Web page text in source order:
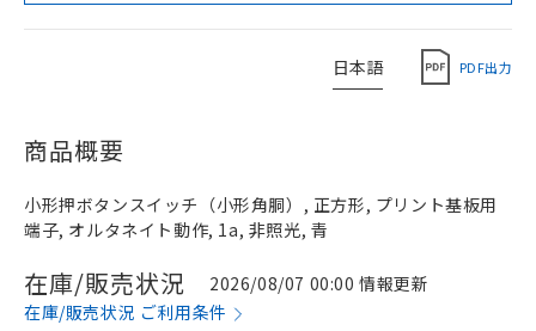
日本語 PDF出力
商品概要
小形押ボタンスイッチ（小形角胴）, 正方形, プリント基板用
端子, オルタネイト動作, 1a, 非照光, 青
在庫/販売状況
2026/08/07 00:00 情報更新
在庫/販売状況 ご利用条件